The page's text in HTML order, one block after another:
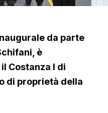
da parte
è
Costanza I di
di proprietà della